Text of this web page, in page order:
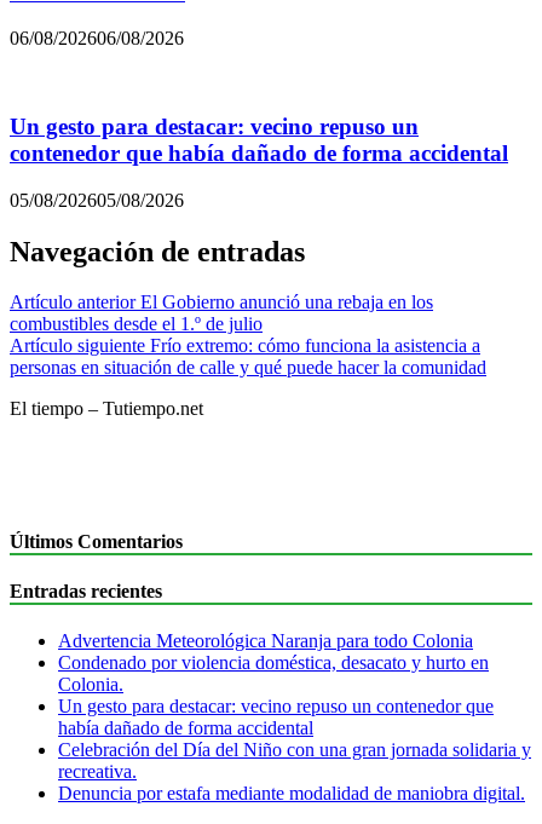
06/08/202606/08/2026
Un gesto para destacar: vecino repuso un
contenedor que había dañado de forma accidental
05/08/202605/08/2026
Navegación de entradas
Artículo anterior El Gobierno anunció una rebaja en los
combustibles desde el 1.º de julio
Artículo siguiente Frío extremo: cómo funciona la asistencia a
personas en situación de calle y qué puede hacer la comunidad
El tiempo – Tutiempo.net
Últimos Comentarios
Entradas recientes
Advertencia Meteorológica Naranja para todo Colonia
Condenado por violencia doméstica, desacato y hurto en
Colonia.
Un gesto para destacar: vecino repuso un contenedor que
había dañado de forma accidental
Celebración del Día del Niño con una gran jornada solidaria y
recreativa.
Denuncia por estafa mediante modalidad de maniobra digital.